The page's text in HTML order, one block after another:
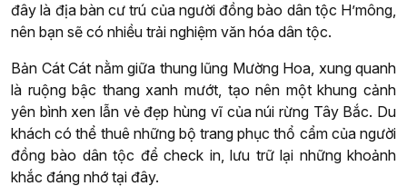
đây là địa bàn cư trú của người đồng bào dân tộc H’mông,
nên bạn sẽ có nhiều trải nghiệm văn hóa dân tộc.
Bản Cát Cát nằm giữa thung lũng Mường Hoa, xung quanh
là ruộng bậc thang xanh mướt, tạo nên một khung cảnh
yên bình xen lẫn vẻ đẹp hùng vĩ của núi rừng Tây Bắc. Du
khách có thể thuê những bộ trang phục thổ cẩm của người
đồng bào dân tộc để check in, lưu trữ lại những khoảnh
khắc đáng nhớ tại đây.